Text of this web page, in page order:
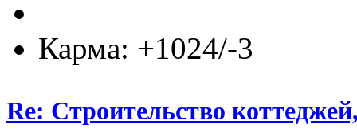
Карма: +1024/-3
Re: Строительство